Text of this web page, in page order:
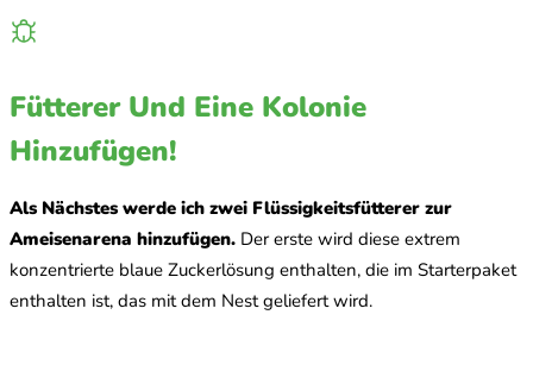
Fütterer Und Eine Kolonie
Hinzufügen!
Als Nächstes werde ich zwei Flüssigkeitsfütterer zur
Ameisenarena hinzufügen. Der erste wird diese extrem
konzentrierte blaue Zuckerlösung enthalten, die im Starterpaket
enthalten ist, das mit dem Nest geliefert wird.